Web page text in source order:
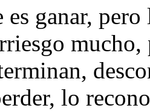
es ganar,
mucho,
lo